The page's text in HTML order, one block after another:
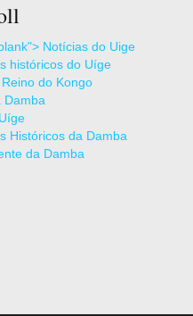
Notícias do Uige
históricos do Uíge
do Kongo
Damba
Históricos da Damba
da Damba